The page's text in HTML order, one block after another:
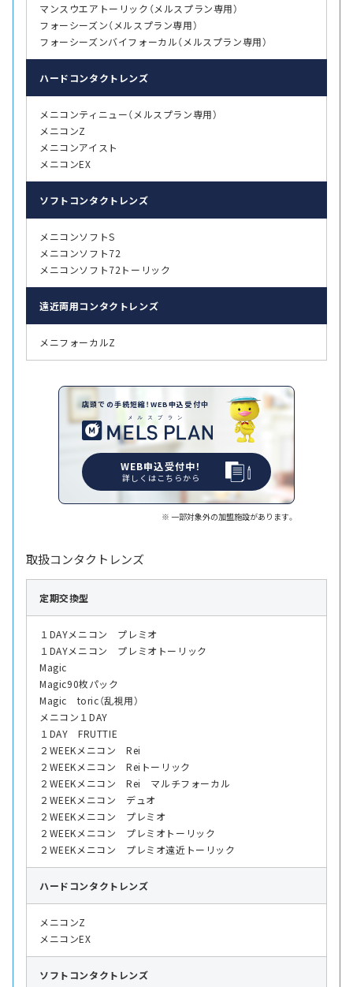
マンスウエアトーリック（メルスプラン専用）
フォーシーズン（メルスプラン専用）
フォーシーズンバイフォーカル（メルスプラン専用）
ハード コンタクトレンズ
メニコンティニュー（メルスプラン専用）
メニコンZ
メニコンアイスト
メニコンEX
ソフト コンタクトレンズ
メニコンソフトS
メニコンソフト72
メニコンソフト72トーリック
遠近両用コンタクトレンズ
メニフォーカルZ
店頭での手続短縮！WEB申込受付中
WEB申込受付中！
詳しくはこちらから
一部対象外の加盟施設があります。
取扱コンタクトレンズ
定期交換型
１DAYメニコン プレミオ
１DAYメニコン プレミオトーリック
Magic
Magic90枚パック
Magic toric（乱視用）
メニコン１DAY
１DAY FRUTTIE
２WEEKメニコン Rei
２WEEKメニコン Reiトーリック
２WEEKメニコン Rei マルチフォーカル
２WEEKメニコン デュオ
２WEEKメニコン プレミオ
２WEEKメニコン プレミオトーリック
２WEEKメニコン プレミオ遠近トーリック
ハード コンタクトレンズ
メニコンZ
メニコンEX
ソフト コンタクトレンズ